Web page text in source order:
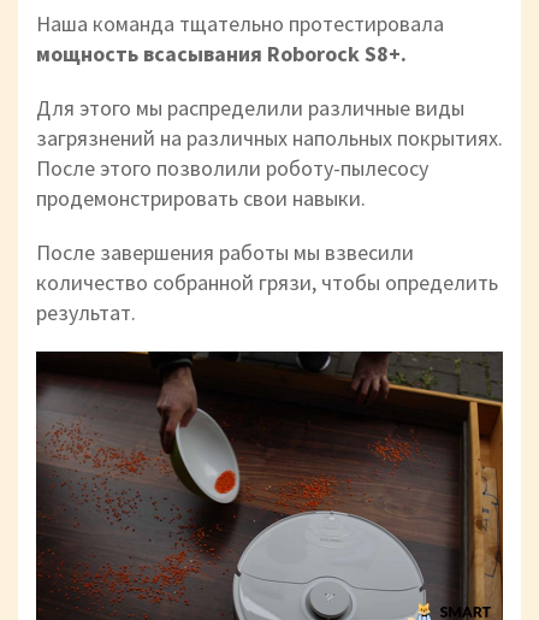
Наша команда тщательно протестировала
мощность всасывания Roborock S8+.
Для этого мы распределили различные виды
загрязнений на различных напольных покрытиях.
После этого позволили роботу-пылесосу
продемонстрировать свои навыки.
После завершения работы мы взвесили
количество собранной грязи, чтобы определить
результат.